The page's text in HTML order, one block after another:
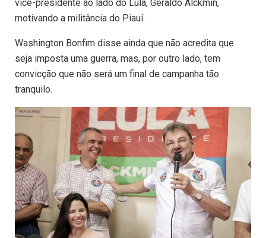
vice-presidente ao lado do Lula, Geraldo Alckmin,
motivando a militância do Piauí.
Washington Bonfim disse ainda que não acredita que
seja imposta uma guerra, mas, por outro lado, tem
convicção que não será um final de campanha tão
tranquilo.